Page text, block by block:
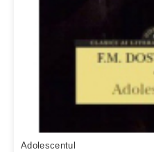
Adolescentul